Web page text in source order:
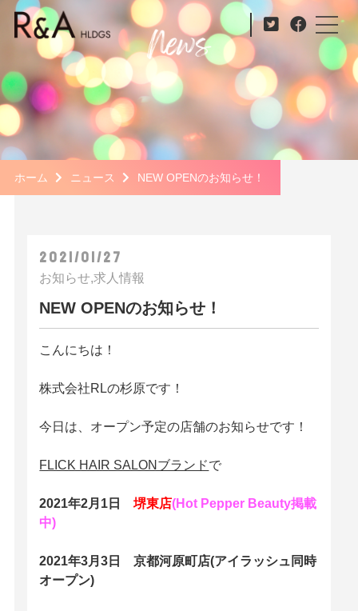
ホーム ニュース NEW OPENのお知らせ！
2021/01/27
お知らせ,求人情報
NEW OPENのお知らせ！
こんにちは！
株式会社RLの杉原です！
今日は、オープン予定の店舗のお知らせです！
FLICK HAIR SALONブランドで
2021年2月1日 堺東店(Hot Pepper Beauty掲載
中)
2021年3月3日 京都河原町店(アイラッシュ同時
オープン)